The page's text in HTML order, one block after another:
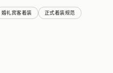
婚礼宾客着装
正式着装规范